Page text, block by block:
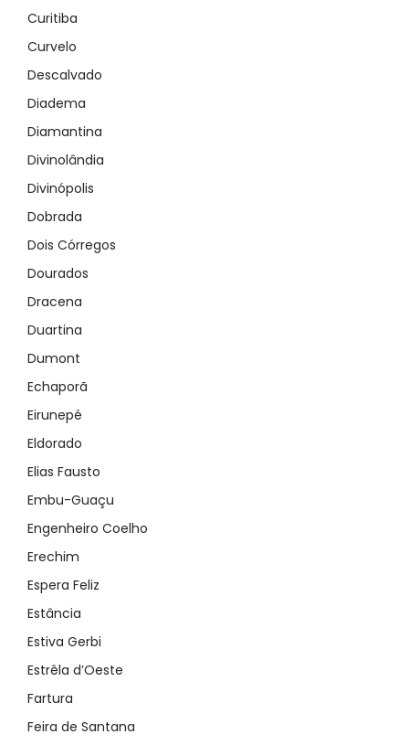
Curitiba
Curvelo
Descalvado
Diadema
Diamantina
Divinolândia
Divinópolis
Dobrada
Dois Córregos
Dourados
Dracena
Duartina
Dumont
Echaporã
Eirunepé
Eldorado
Elias Fausto
Embu-Guaçu
Engenheiro Coelho
Erechim
Espera Feliz
Estância
Estiva Gerbi
Estrêla d’Oeste
Fartura
Feira de Santana
Zapamti me